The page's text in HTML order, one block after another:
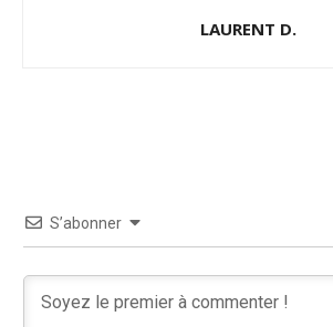
LAURENT D.
S’abonner